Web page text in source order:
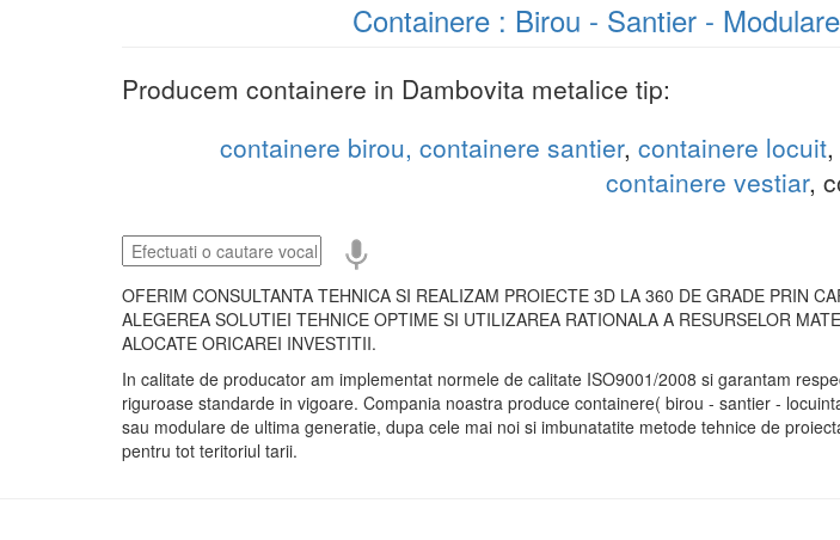
Containere : Birou - Santier -
Producem containere in Dambovita metalice tip:
containere birou, containere santier, containere locuit,
containere vestiar,
OFERIM CONSULTANTA TEHNICA SI REALIZAM PROIECTE 3D LA 360 DE GRADE PRIN
ALEGEREA SOLUTIEI TEHNICE OPTIME SI UTILIZAREA RATIONALA A RESURSELOR
ALOCATE ORICAREI INVESTITII.
In calitate de producator am implementat normele de calitate ISO9001/2008 si garantam
riguroase standarde in vigoare. Compania noastra produce containere( birou - santier -
sau modulare de ultima generatie, dupa cele mai noi si imbunatatite metode tehnice de
pentru tot teritoriul tarii.